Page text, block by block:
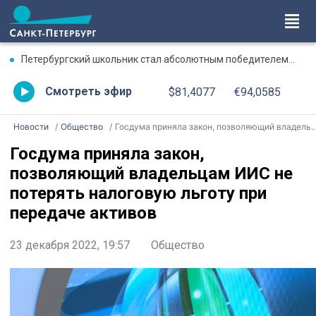
Петербургский школьник стал абсолютным победителем Международной олимпиады по ИИ
Смотреть эфир $81,4077 €94,0585
Новости Общество Госдума приняла закон, позволяющий владельцам ИИС не потерять налоговую льготу при передаче активов
Госдума приняла закон,
позволяющий владельцам ИИС не
потерять налоговую льготу при
передаче активов
23 декабря 2022, 19:57 Общество